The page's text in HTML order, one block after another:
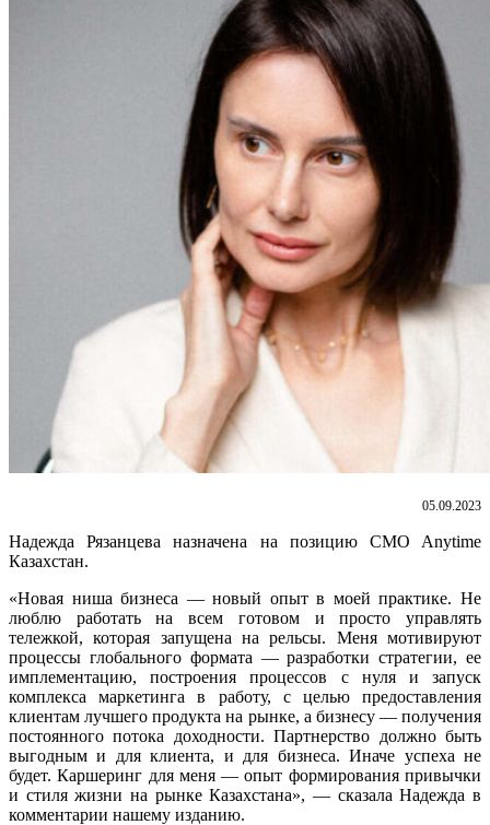
05.09.2023
Надежда Рязанцева назначена на позицию CMO Anytime
Казахстан.
«Новая ниша бизнеса — новый опыт в моей практике. Не
люблю работать на всем готовом и просто управлять
тележкой, которая запущена на рельсы. Меня мотивируют
процессы глобального формата — разработки стратегии, ее
имплементацию, построения процессов с нуля и запуск
комплекса маркетинга в работу, с целью предоставления
клиентам лучшего продукта на рынке, а бизнесу — получения
постоянного потока доходности. Партнерство должно быть
выгодным и для клиента, и для бизнеса. Иначе успеха не
будет. Каршеринг для меня — опыт формирования привычки
и стиля жизни на рынке Казахстана», — сказала Надежда в
комментарии нашему изданию.